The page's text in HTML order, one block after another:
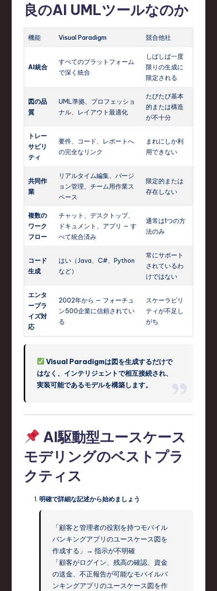
良のAI UMLツールなのか
機能 Visual Paradigm 競合他社
AI統合
すべてのプラットフォーム
で深く統合
しばしば一度
限りの生成に
限定される
図の品
質
UML準拠、プロフェッショ
ナル、レイアウト最適化
たびたび基本
的または構造
が不十分
トレー
サビリ
ティ
要件、コード、レポートへ
の完全なリンク
まれにしか利
用できない
共同作
業
リアルタイム編集、バージ
ョン管理、チーム用作業ス
ペース
限定的または
存在しない
複数の
ワーク
フロー
チャット、デスクトップ、
ドキュメント、アプリ — す
べて統合済み
通常は1つの方
法のみ
コード
生成
はい（Java、C#、Python
など）
常にサポート
されているわ
けではない
エンタ
ープラ
イズ対
応
2002年から — フォーチュ
ン500企業に信頼されてい
る
スケーラビリ
ティが不足し
がち
Visual Paradigmは図を生成するだけで
はなく、インテリジェントで相互接続され、
実装可能であるモデルを構築します。
AI駆動型ユースケース
モデリングのベストプラ
クティス
明確で詳細な記述から始めましょう
「顧客と管理者の役割を持つモバイル
バンキングアプリのユースケース図を
作成する」→ 指示が不明確
「顧客がログイン、残高の確認、資金
の送金、不正報告が可能なモバイルバ
ンキングアプリのユースケース図を作